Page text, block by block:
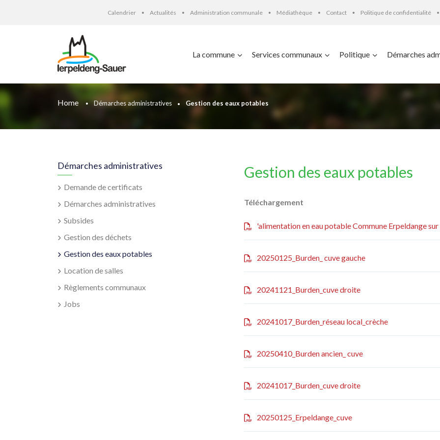
Calendrier Actualités Administration communale Médiathèque Contact Politique de confidentialité
La commune Services communaux Politique Démarches
Home Démarches administratives Gestion des eaux potables
Démarches administratives
Demande de certificats
Démarches administratives
Subsides
Gestion des déchets
Gestion des eaux potables
Location de salles
Règlements communaux
Jobs
Gestion des eaux potables
Téléchargement
'alimentation en eau potable Commune Erpeldange sur
20250125_Burden_ cuve gauche
20241121_Burden_cuve droite
20241017_Burden_réseau local_crèche
20250410_Burden ancien_ cuve
20241017_Burden_cuve droite
20250125_Erpeldange_cuve